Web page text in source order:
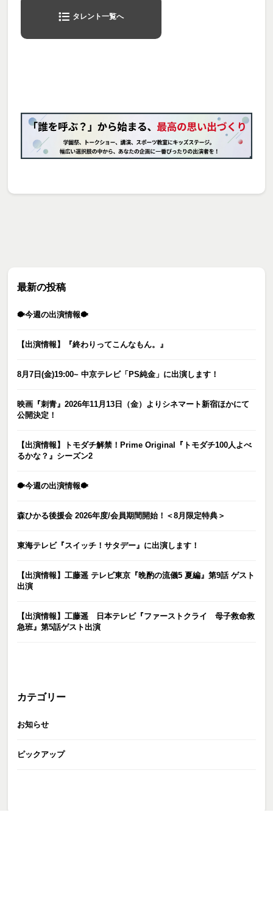
タレント一覧へ
最新の投稿
🐡今週の出演情報🐡
【出演情報】『終わりってこんなもん。』
8月7日(金)19:00~ 中京テレビ「PS純金」に出演します！
映画『刺青』2026年11月13日（金）よりシネマート新宿ほかにて
公開決定！
【出演情報】トモダチ解禁！Prime Original『トモダチ100人よべ
るかな？』シーズン2
🐡今週の出演情報🐡
森ひかる後援会 2026年度/会員期間開始！＜8月限定特典＞
東海テレビ『スイッチ！サタデー』に出演します！
【出演情報】工藤遥 テレビ東京『晩酌の流儀5 夏編』第9話 ゲスト
出演
【出演情報】工藤遥 日本テレビ『ファーストクライ 母子救命救
急班』第5話ゲスト出演
カテゴリー
お知らせ
ピックアップ